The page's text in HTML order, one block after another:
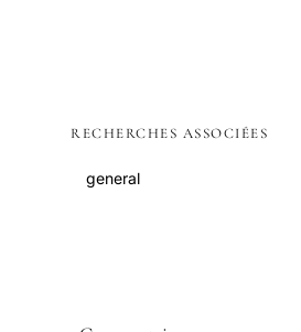
RECHERCHES ASSOCIÉES
general